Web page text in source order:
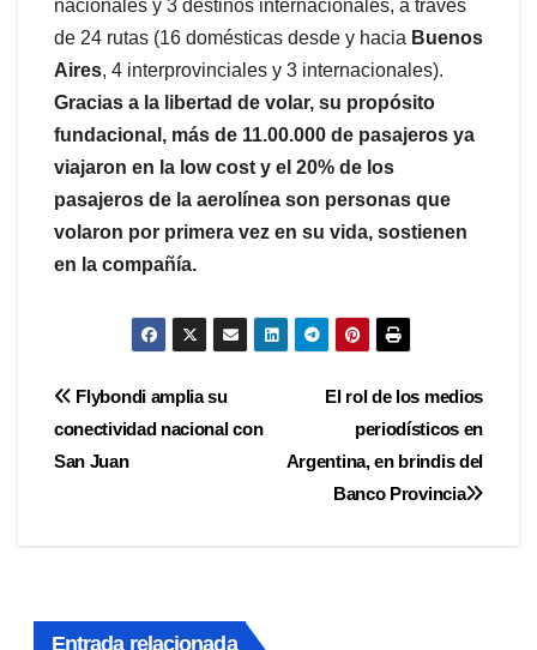
nacionales y 3 destinos internacionales, a través
de 24 rutas (16 domésticas desde y hacia Buenos
Aires, 4 interprovinciales y 3 internacionales).
Gracias a la libertad de volar, su propósito
fundacional, más de 11.00.000 de pasajeros ya
viajaron en la low cost y el 20% de los
pasajeros de la aerolínea son personas que
volaron por primera vez en su vida, sostienen
en la compañía.
Navegación
de
El rol de los medios
periodísticos en
Argentina, en brindis del
Banco Provincia
Flybondi amplia su
conectividad nacional con
San Juan
Entrada relacionada